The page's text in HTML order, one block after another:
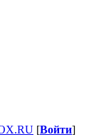
[Войти]